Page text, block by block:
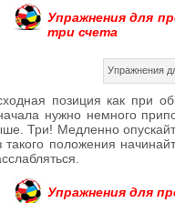
Упражнения для
три счета
Упражнения
позиция как при
нужно немного
Три! Медленно
такого положения
Упражнения для